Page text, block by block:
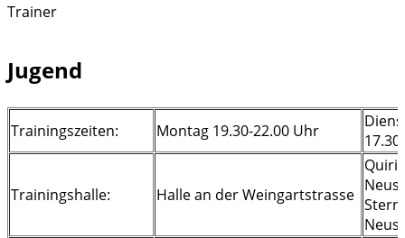
Trainer
Jugend
Trainingszeiten: Montag 19.30-22.00 Uhr
Trainingshalle: Halle an der Weingartstrasse